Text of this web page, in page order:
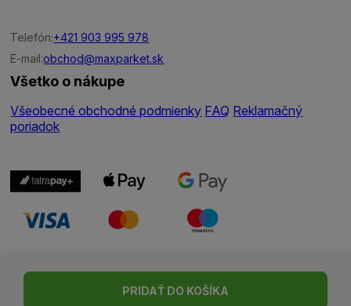
PRIDAŤ DO KOŠÍKA
Telefón:+421 903 995 978
E-mail:obchod@maxparket.sk
Všetko o nákupe
Všeobecné obchodné podmienky FAQ Reklamačný
poriadok
| © Všetky práva vyhradené | Made with ♥
byMadviso